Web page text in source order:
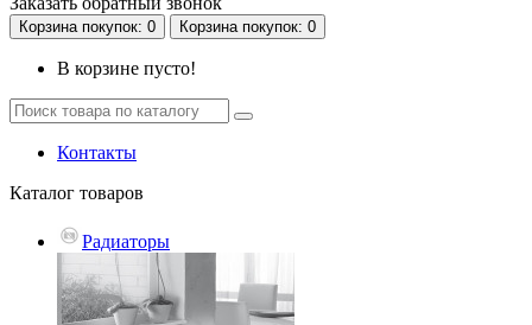
Корзинапокупок: 0 Корзинапокупок: 0
В корзине пусто!
Контакты
Каталог товаров
Радиаторы